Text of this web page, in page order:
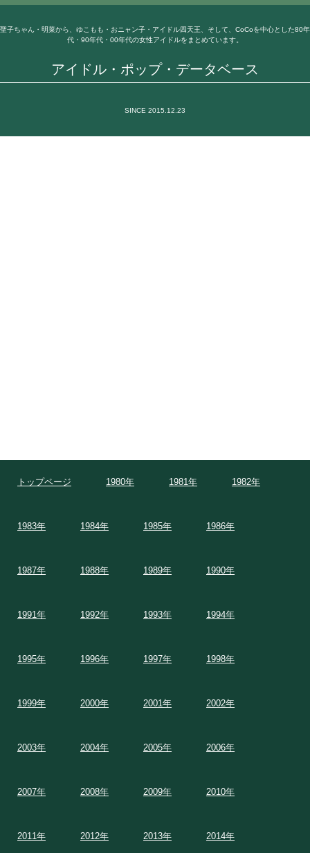
アイドル・ポップ・データベース
聖子ちゃん・明菜から、ゆこもも・おニャン子・アイドル四天王、そして、CoCoを中心とした80年
代・90年代・00年代の女性アイドルをまとめています。
SINCE 2015.12.23
トップページ 1980年 1981年 1982年
1983年 1984年 1985年 1986年
1987年 1988年 1989年 1990年
1991年 1992年 1993年 1994年
1995年 1996年 1997年 1998年
1999年 2000年 2001年 2002年
2003年 2004年 2005年 2006年
2007年 2008年 2009年 2010年
2011年 2012年 2013年 2014年